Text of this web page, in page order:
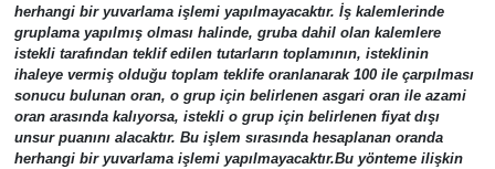
herhangi bir yuvarlama işlemi yapılmayacaktır. İş kalemlerinde
gruplama yapılmış olması halinde, gruba dahil olan kalemlere
istekli tarafından teklif edilen tutarların toplamının, isteklinin
ihaleye vermiş olduğu toplam teklife oranlanarak 100 ile çarpılması
sonucu bulunan oran, o grup için belirlenen asgari oran ile azami
oran arasında kalıyorsa, istekli o grup için belirlenen fiyat dışı
unsur puanını alacaktır. Bu işlem sırasında hesaplanan oranda
herhangi bir yuvarlama işlemi yapılmayacaktır.Bu yönteme ilişkin